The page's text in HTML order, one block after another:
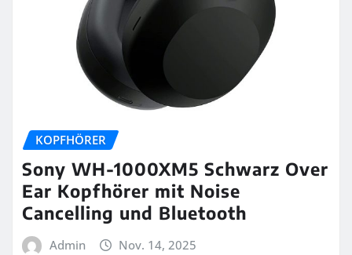
KOPFHÖRER
Sony WH-1000XM5 Schwarz Over
Ear Kopfhörer mit Noise
Cancelling und Bluetooth
Admin Nov. 14, 2025